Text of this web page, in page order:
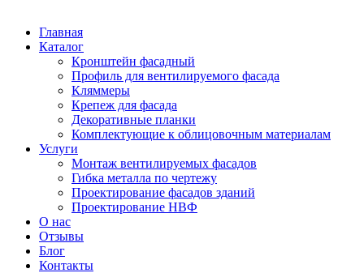
Главная
Каталог
Кронштейн фасадный
Профиль для вентилируемого фасада
Кляммеры
Крепеж для фасада
Декоративные планки
Комплектующие к облицовочным материалам
Услуги
Монтаж вентилируемых фасадов
Гибка металла по чертежу
Проектирование фасадов зданий
Проектирование НВФ
О нас
Отзывы
Блог
Контакты